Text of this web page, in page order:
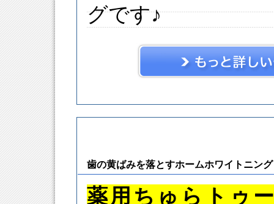
グです♪
歯の黄ばみを落とすホームホワイトニング
薬用ちゅらトゥ